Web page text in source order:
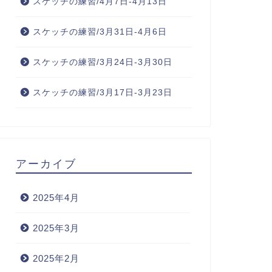
スケッチの練習/3月31日-4月6日
スケッチの練習/3月24日-3月30日
スケッチの練習/3月17日-3月23日
アーカイブ
2025年4月
2025年3月
2025年2月